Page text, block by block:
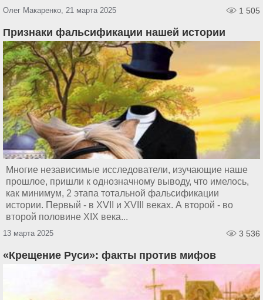
Олег Макаренко, 21 марта 2025 1 505
Признаки фальсификации нашей истории
Многие независимые исследователи, изучающие наше
прошлое, пришли к однозначному выводу, что имелось,
как минимум, 2 этапа тотальной фальсификации
истории. Первый - в XVII и XVIII веках. А второй - во
второй половине XIX века...
13 марта 2025 3 536
«Крещение Руси»: факты против мифов